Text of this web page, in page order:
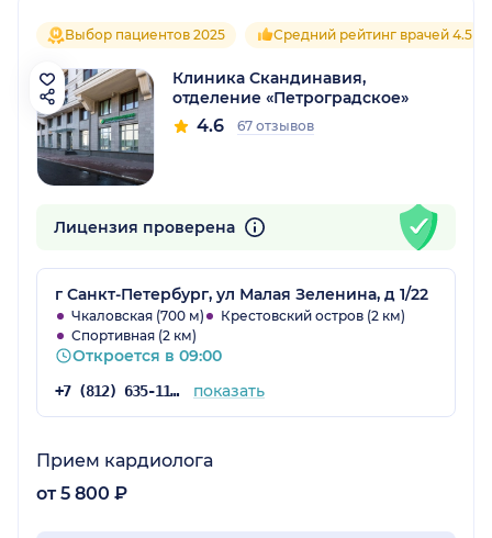
Выбор пациентов 2025 Средний рейтинг врачей 4.5
Клиника Скандинавия,
отделение «Петроградское»
4.6 67 отзывов
Лицензия проверена
г Санкт-Петербург, ул Малая Зеленина, д 1/22
Чкаловская (700 м)
Крестовский остров (2 км)
Спортивная (2 км)
Откроется в 09:00
+7 (812) 635-11-79 показать
Прием кардиолога
от 5 800 ₽